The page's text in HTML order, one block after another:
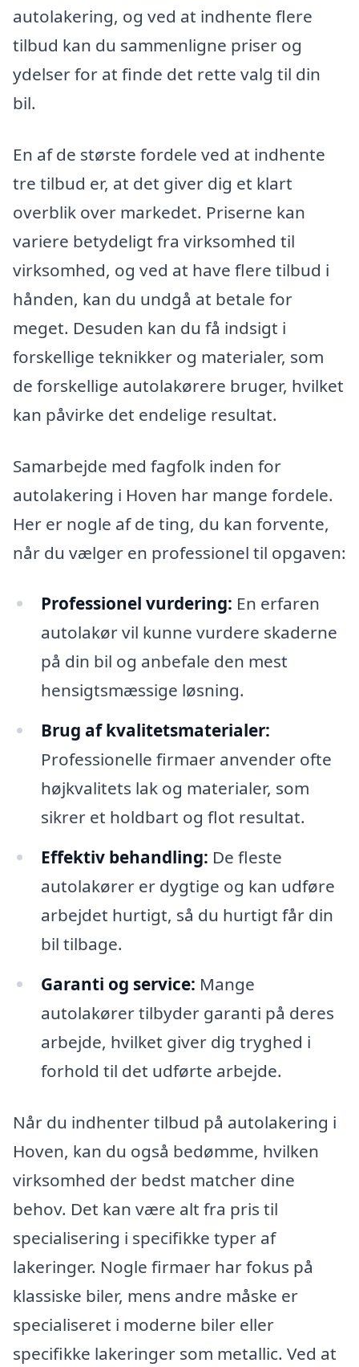
autolakering, og ved at indhente flere
tilbud kan du sammenligne priser og
ydelser for at finde det rette valg til din
bil.
En af de største fordele ved at indhente
tre tilbud er, at det giver dig et klart
overblik over markedet. Priserne kan
variere betydeligt fra virksomhed til
virksomhed, og ved at have flere tilbud i
hånden, kan du undgå at betale for
meget. Desuden kan du få indsigt i
forskellige teknikker og materialer, som
de forskellige autolakørere bruger, hvilket
kan påvirke det endelige resultat.
Samarbejde med fagfolk inden for
autolakering i Hoven har mange fordele.
Her er nogle af de ting, du kan forvente,
når du vælger en professionel til opgaven:
Professionel vurdering: En erfaren
autolakør vil kunne vurdere skaderne
på din bil og anbefale den mest
hensigtsmæssige løsning.
Brug af kvalitetsmaterialer:
Professionelle firmaer anvender ofte
højkvalitets lak og materialer, som
sikrer et holdbart og flot resultat.
Effektiv behandling: De fleste
autolakører er dygtige og kan udføre
arbejdet hurtigt, så du hurtigt får din
bil tilbage.
Garanti og service: Mange
autolakører tilbyder garanti på deres
arbejde, hvilket giver dig tryghed i
forhold til det udførte arbejde.
Når du indhenter tilbud på autolakering i
Hoven, kan du også bedømme, hvilken
virksomhed der bedst matcher dine
behov. Det kan være alt fra pris til
specialisering i specifikke typer af
lakeringer. Nogle firmaer har fokus på
klassiske biler, mens andre måske er
specialiseret i moderne biler eller
specifikke lakeringer som metallic. Ved at